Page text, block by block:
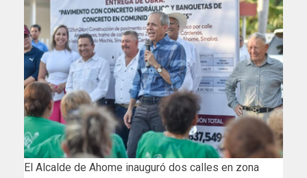
El Alcalde de Ahome inauguró dos calles en zona